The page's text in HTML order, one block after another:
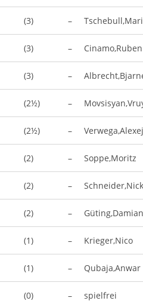
(3) –
(3) – Cinamo,Ruben
(3) –
(2½) –
(2½) –
(2) – Soppe,Moritz
(2) –
(2) –
(1) – Krieger,Nico
(1) – Qubaja,Anwar
(0) – spielfrei